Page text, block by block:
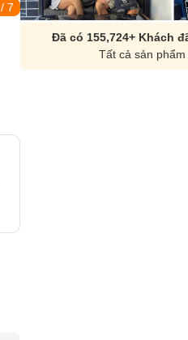
/ 7
Đã có 155,724+ Khách
Tất cả sản